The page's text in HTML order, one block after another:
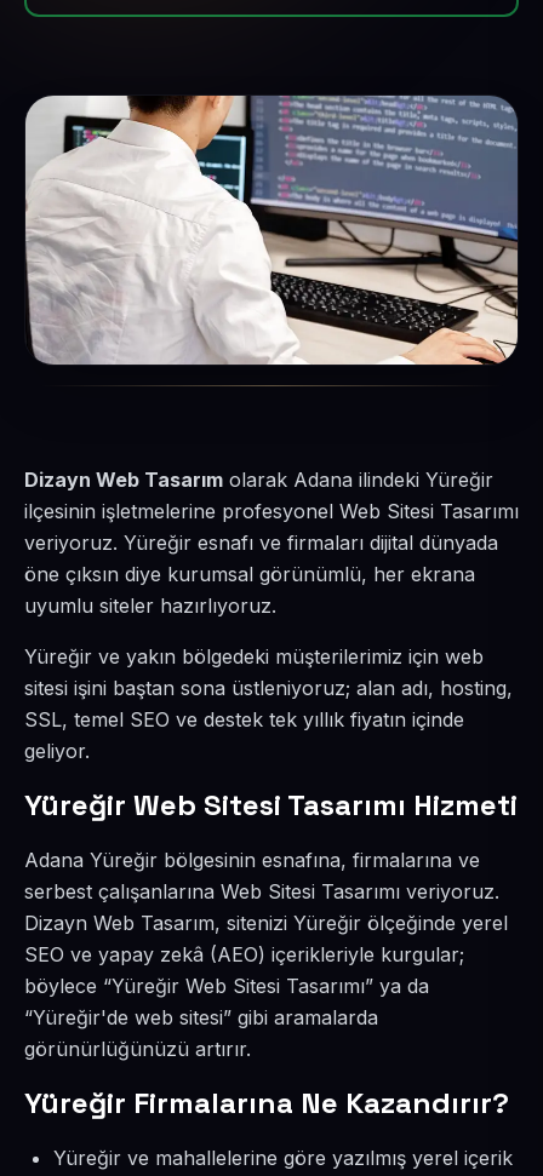
Dizayn Web Tasarım olarak Adana ilindeki Yüreğir
ilçesinin işletmelerine profesyonel Web Sitesi Tasarımı
veriyoruz. Yüreğir esnafı ve firmaları dijital dünyada
öne çıksın diye kurumsal görünümlü, her ekrana
uyumlu siteler hazırlıyoruz.
Yüreğir ve yakın bölgedeki müşterilerimiz için web
sitesi işini baştan sona üstleniyoruz; alan adı, hosting,
SSL, temel SEO ve destek tek yıllık fiyatın içinde
geliyor.
Yüreğir Web Sitesi Tasarımı Hizmeti
Adana Yüreğir bölgesinin esnafına, firmalarına ve
serbest çalışanlarına Web Sitesi Tasarımı veriyoruz.
Dizayn Web Tasarım, sitenizi Yüreğir ölçeğinde yerel
SEO ve yapay zekâ (AEO) içerikleriyle kurgular;
böylece “Yüreğir Web Sitesi Tasarımı” ya da
“Yüreğir'de web sitesi” gibi aramalarda
görünürlüğünüzü artırır.
Yüreğir Firmalarına Ne Kazandırır?
Yüreğir ve mahallelerine göre yazılmış yerel içerik